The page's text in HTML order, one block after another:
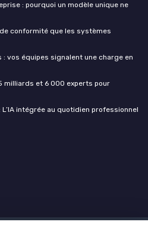
: pourquoi un modèle unique ne
conformité que les systèmes
vos équipes signalent une charge en
milliards et 6 000 experts pour
intégrée au quotidien professionnel